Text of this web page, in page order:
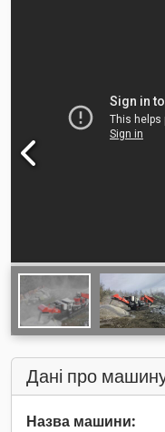
Дані про
Назва машини: